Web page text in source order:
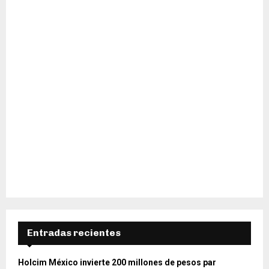
Entradas recientes
Holcim México invierte 200 millones de pesos par